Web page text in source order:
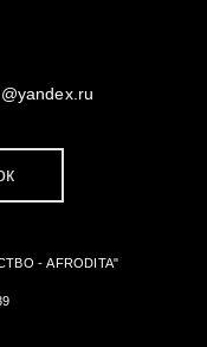
- AFRODITA"